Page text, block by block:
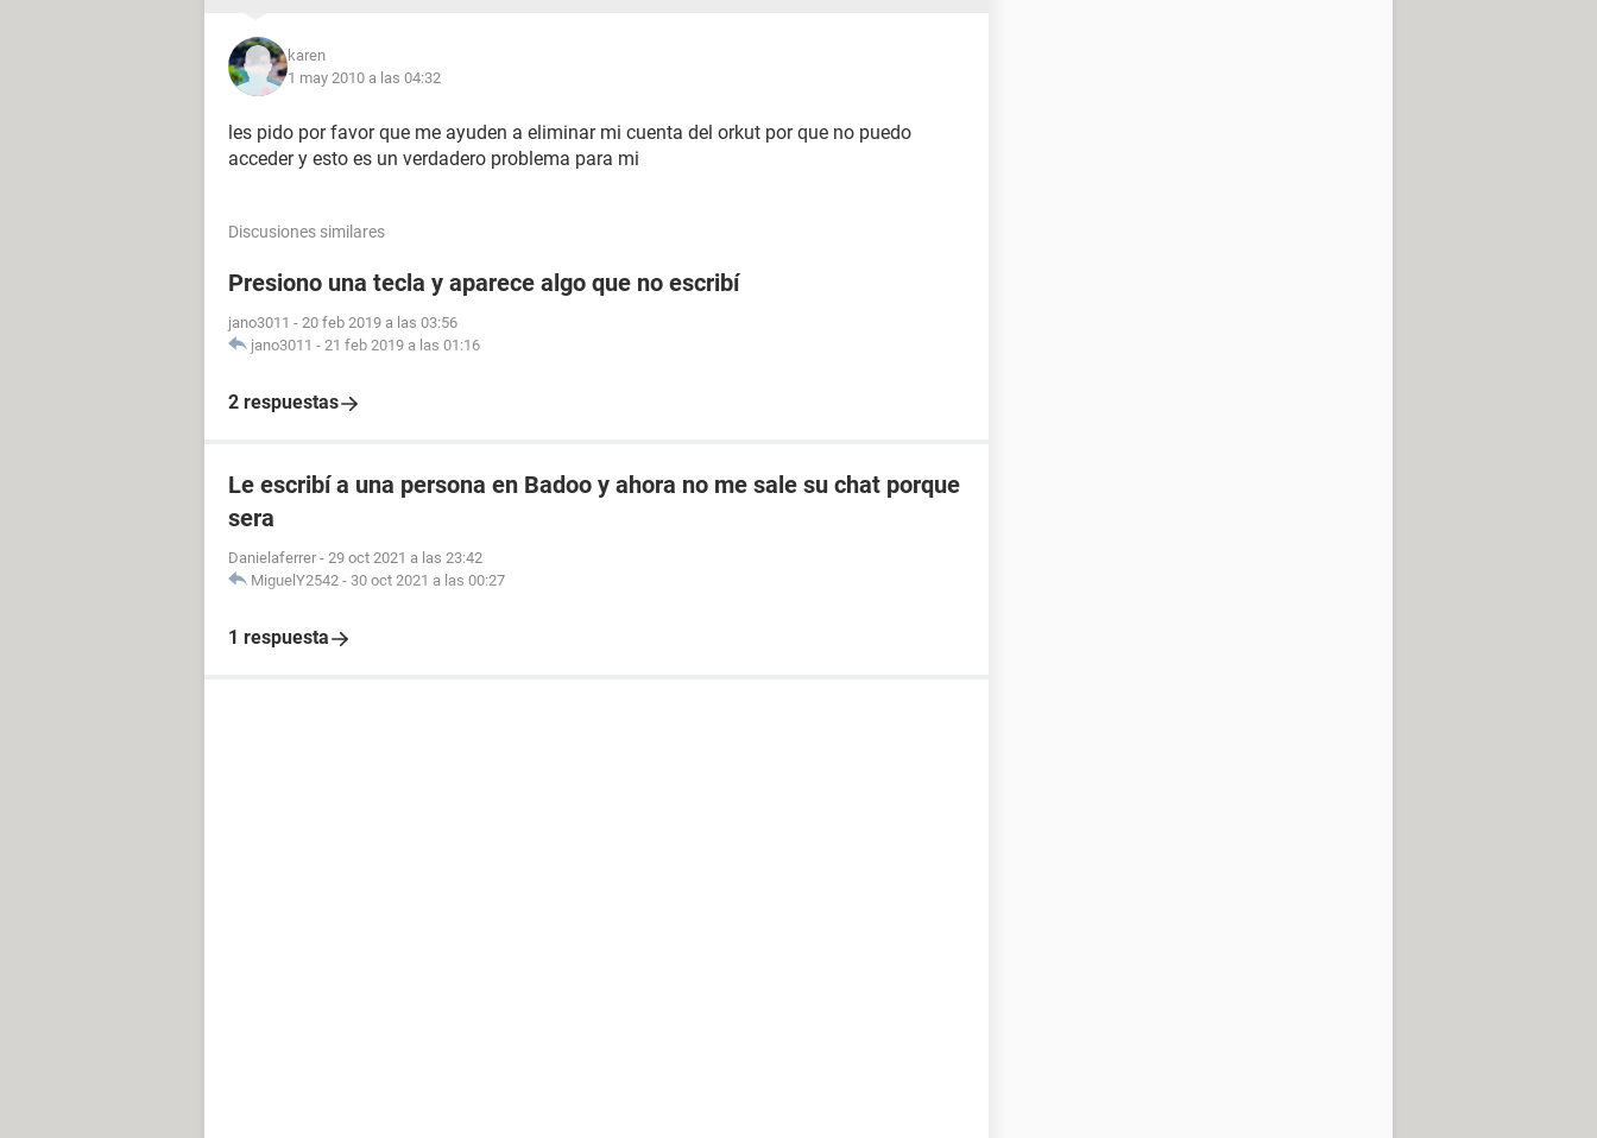
karen
1 may 2010 a las 04:32
les pido por favor que me ayuden a eliminar mi cuenta del orkut por que no puedo
acceder y esto es un verdadero problema para mi
Discusiones similares
Presiono una tecla y aparece algo que no escribí
jano3011 - 20 feb 2019 a las 03:56
jano3011 - 21 feb 2019 a las 01:16
2 respuestas
Le escribí a una persona en Badoo y ahora no me sale su chat porque
sera
Danielaferrer - 29 oct 2021 a las 23:42
MiguelY2542 - 30 oct 2021 a las 00:27
1 respuesta